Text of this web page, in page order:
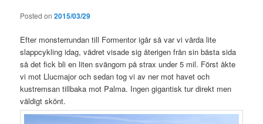
Posted on2015/03/29
Efter monsterrundan till Formentor igår så var vi värda lite
slappcykling idag, vädret visade sig återigen från sin bästa sida
så det fick bli en liten svängom på strax under 5 mil. Först åkte
vi mot Llucmajor och sedan tog vi av ner mot havet och
kustremsan tillbaka mot Palma. Ingen gigantisk tur direkt men
väldigt skönt.